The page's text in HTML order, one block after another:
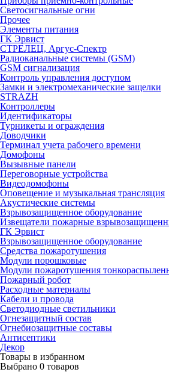
Светосигнальные огни
Прочее
Элементы питания
ГК Эрвист
СТРЕЛЕЦ, Аргус-Спектр
Радиоканальные системы (GSM)
GSM сигнализация
Контроль управления доступом
Замки и электромеханические защелки
STRAZH
Контроллеры
Идентификаторы
Турникеты и ограждения
Доводчики
Терминал учета рабочего времени
Домофоны
Вызывные панели
Переговорные устройства
Видеодомофоны
Оповещение и музыкальная трансляция
Акустические системы
Взрывозащищенное оборудование
Извещатели пожарные
ГК Эрвист
Взрывозащищенное оборудование
Средства пожаротушения
Модули порошковые
Модули пожаротушения
Пожарный робот
Расходные материалы
Кабели и провода
Светодиодные светильники
Огнезащитный состав
Огнебиозащитные составы
Антисептики
Декор
Товары в избранном
Выбрано 0 товаров